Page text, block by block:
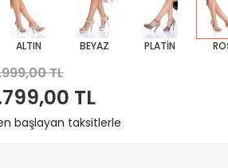
ALTIN BEYAZ PLATİN
TL
TL
başlayan taksitlerle